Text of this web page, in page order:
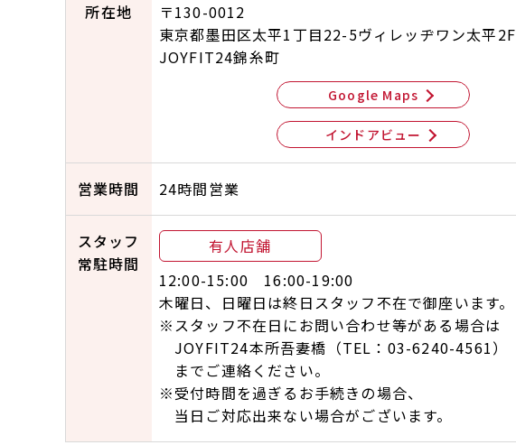
所在地
〒130-0012
東京都墨田区太平1丁目22-5ヴィレッヂワン太平2F
JOYFIT24錦糸町
Google Maps
インドアビュー
営業時間 24時間営業
スタッフ
常駐時間
有人店舗
12:00-15:00 16:00-19:00
木曜日、日曜日は終日スタッフ不在で御座います。
※スタッフ不在日にお問い合わせ等がある場合は
JOYFIT24本所吾妻橋（TEL：03-6240-4561）
までご連絡ください。
※受付時間を過ぎるお手続きの場合、
当日ご対応出来ない場合がございます。